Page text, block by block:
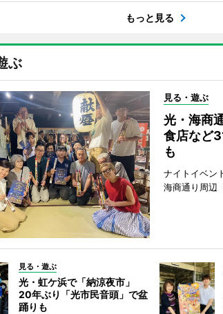
もっと見る
ぶ
見る・遊ぶ
光・海商
食店など
も
ナイトイベン
海商通り周辺
見る・遊ぶ
光・虹ケ浜で「納涼夜市」
20年ぶり「光市民音頭」で盆
踊りも